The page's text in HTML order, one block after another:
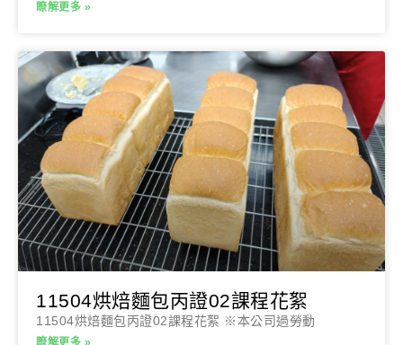
瞭解更多 »
11504烘焙麵包丙證02課程花絮
11504烘焙麵包丙證02課程花絮 ※本公司過勞動
瞭解更多 »